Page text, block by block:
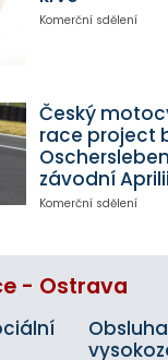
Komerční sdělení
Český
race project
závodní Aprilii
Komerční sdělení
- Ostrava
Obsluha